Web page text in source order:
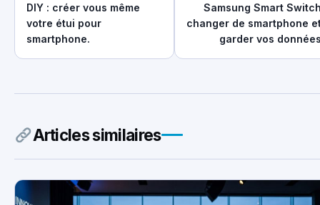
DIY : créer vous même
votre étui pour
smartphone.
Samsung Smart
changer de smartphone
garder vos
Articles similaires